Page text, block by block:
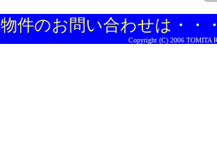
物件のお問い合わせは・
Copyright (C) 2006 TOMITA